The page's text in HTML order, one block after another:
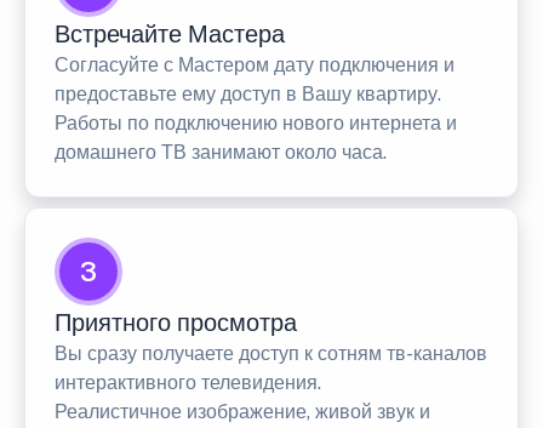
Встречайте Мастера
Согласуйте с Мастером дату подключения и
предоставьте ему доступ в Вашу квартиру.
Работы по подключению нового интернета и
домашнего ТВ занимают около часа.
3
Приятного просмотра
Вы сразу получаете доступ к сотням тв-каналов
интерактивного телевидения.
Реалистичное изображение, живой звук и